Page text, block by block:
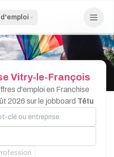
Vitry-le-François
d'emploi en Franchise
2026 sur le jobboard Têtu
ou entreprise